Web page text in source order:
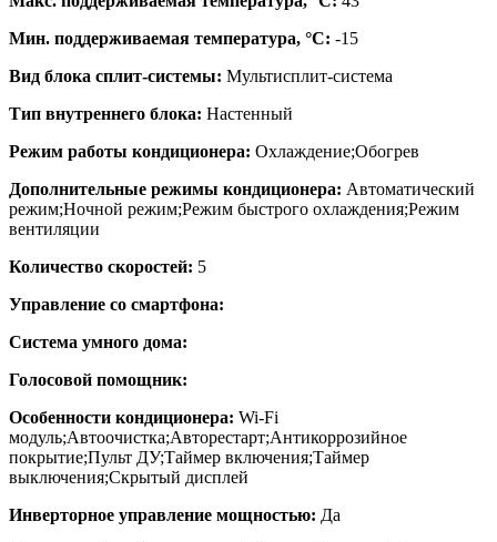
Мин. поддерживаемая температура, °C: -15
Вид блока сплит-системы: Мультисплит-система
Тип внутреннего блока: Настенный
Режим работы кондиционера: Охлаждение;Обогрев
Дополнительные режимы кондиционера: Автоматический
режим;Ночной режим;Режим быстрого охлаждения;Режим
вентиляции
Количество скоростей: 5
Управление со смартфона:
Система умного дома:
Голосовой помощник:
Особенности кондиционера: Wi-Fi
модуль;Автоочистка;Авторестарт;Антикоррозийное
покрытие;Пульт ДУ;Таймер включения;Таймер
выключения;Скрытый дисплей
Инверторное управление мощностью: Да